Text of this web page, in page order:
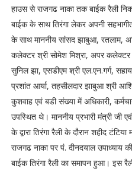
हाउस से राजगढ नाका तक बाईक रैली
बाईक के साथ तिरंगा लेकर अपनी
के साथ माननीय सांसद झाबुआ, रतलाम,
कलेक्टर श्री सोमेश मिश्रा, अपर
सुनिल झा, एसडीएम श्री एल.एन.गर्ग,
प्रशांत आर्या, तहसीलदार झाबुआ श्री
कुशवाह एवं बडी संख्या में अधिकारी,
उपस्थित थे। माननीय प्रभारी मंत्री जी
के द्वारा तिरंगा रैली के दौरान शहीद टंटिया
राजगढ नाका पर पं. दीनदयाल उपाध्याय
बाईक तिरंगा रैली का समापन हुआ। इस